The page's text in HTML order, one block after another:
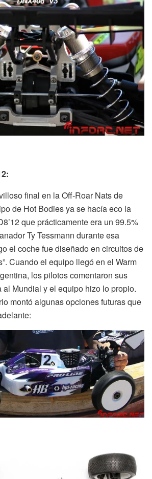
final en la Off-Roar Nats de
de Hot Bodies ya se hacía eco la
que prácticamente era un 99.5%
Ty Tessmann durante esa
el coche fue diseñado en circuitos de
Cuando el equipo llegó en el Warm
los pilotos comentaron sus
al Mundial y el equipo hizo lo propio.
montó algunas opciones futuras que